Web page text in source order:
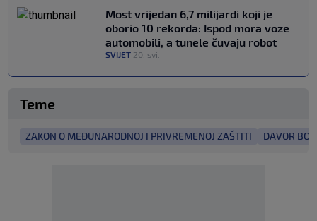
Most vrijedan 6,7 milijardi koji je
oborio 10 rekorda: Ispod mora voze
automobili, a tunele čuvaju robot
SVIJET 20. svi.
Teme
ZAKON O MEĐUNARODNOJ I PRIVREMENOJ ZAŠTITI DAVOR